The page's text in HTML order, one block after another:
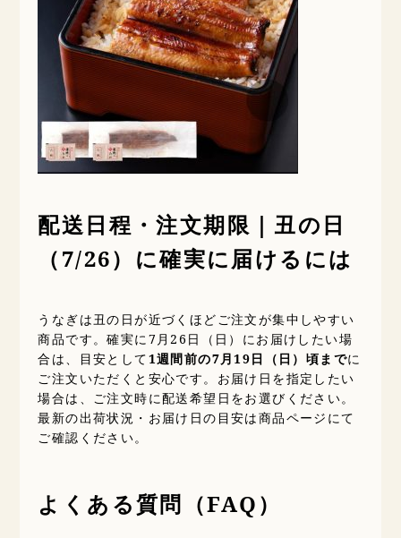
配送日程・注文期限｜丑の日
（7/26）に確実に届けるには
うなぎは丑の日が近づくほどご注文が集中しやすい
商品です。確実に7月26日（日）にお届けしたい場
合は、目安として1週間前の7月19日（日）頃までに
ご注文いただくと安心です。お届け日を指定したい
場合は、ご注文時に配送希望日をお選びください。
最新の出荷状況・お届け日の目安は商品ページにて
ご確認ください。
よくある質問（FAQ）